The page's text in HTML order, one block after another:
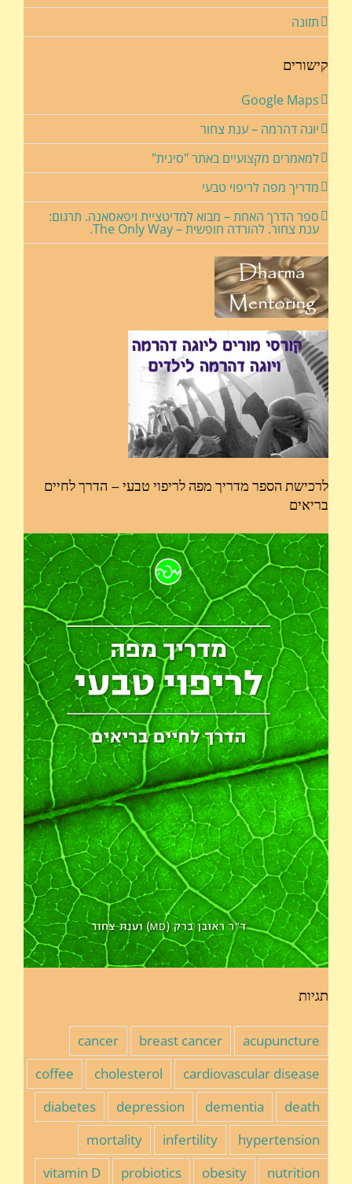
תזונה
קישורים
Google Maps
יוגה דהרמה – ענת צחור
למאמרים מקצועיים באתר "סינית"
מדריך מפה לריפוי טבעי
ספר הדרך האחת – מבוא למדיטציית ויפאסאנה. תרגום:
ענת צחור. להורדה חופשית – The Only Way.
לרכישת הספר מדריך מפה לריפוי טבעי – הדרך לחיים
בריאים
תגיות
acupuncture
breast cancer
cancer
cardiovascular disease
cholesterol
coffee
death
dementia
depression
diabetes
hypertension
infertility
mortality
nutrition
obesity
probiotics
vitamin D